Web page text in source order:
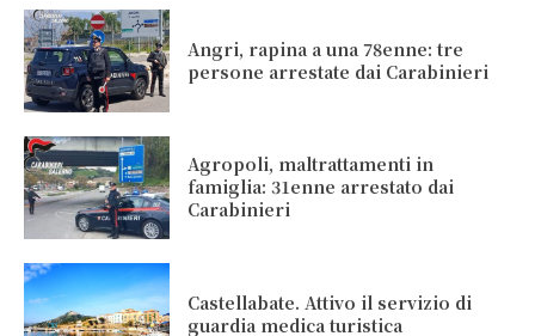
Angri, rapina a una 78enne: tre
persone arrestate dai Carabinieri
Agropoli, maltrattamenti in
famiglia: 31enne arrestato dai
Carabinieri
Castellabate. Attivo il servizio di
guardia medica turistica